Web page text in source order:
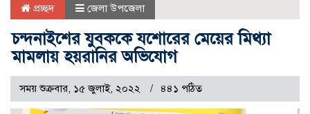
প্রচ্ছদ জেলা উপজেলা
চন্দনাইশের যুবককে যশোরের মেয়ের মিথ্যা
মামলায় হয়রানির অভিযোগ
সময় শুক্রবার, ১৫ জুলাই, ২০২২ ৪৪১ পঠিত